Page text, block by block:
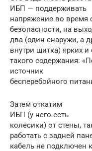
ИБП — поддерживать
напряжение во время
безопасности, на
два (один снаружи, а
внутри щитка) ярких
такого содержания:
источник
бесперебойного
Затем откатим
ИБП (у него есть
колесики) от стены,
работать с задней
кабель не подключен